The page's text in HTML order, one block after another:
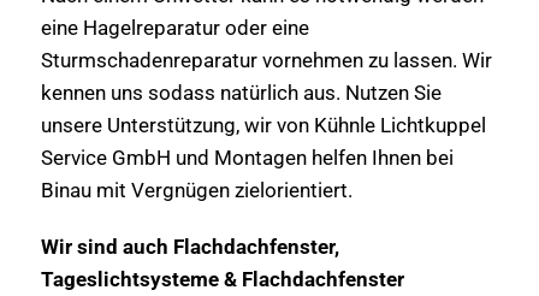
eine Hagelreparatur oder eine
Sturmschadenreparatur vornehmen zu lassen. Wir
kennen uns sodass natürlich aus. Nutzen Sie
unsere Unterstützung, wir von Kühnle Lichtkuppel
Service GmbH und Montagen helfen Ihnen bei
Binau mit Vergnügen zielorientiert.
Wir sind auch Flachdachfenster,
Tageslichtsysteme & Flachdachfenster